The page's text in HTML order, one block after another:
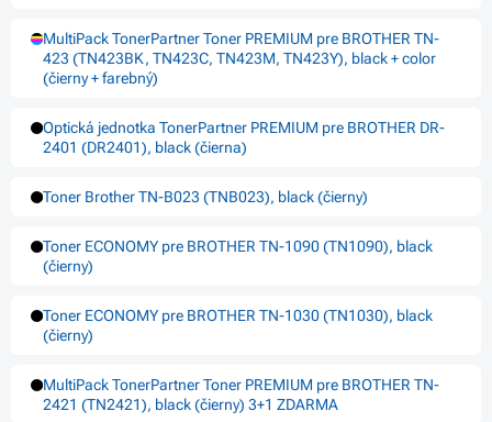
MultiPack TonerPartner Toner PREMIUM pre BROTHER TN-
423 (TN423BK, TN423C, TN423M, TN423Y), black + color
(čierny + farebný)
Optická jednotka TonerPartner PREMIUM pre BROTHER DR-
2401 (DR2401), black (čierna)
Toner Brother TN-B023 (TNB023), black (čierny)
Toner ECONOMY pre BROTHER TN-1090 (TN1090), black
(čierny)
Toner ECONOMY pre BROTHER TN-1030 (TN1030), black
(čierny)
MultiPack TonerPartner Toner PREMIUM pre BROTHER TN-
2421 (TN2421), black (čierny) 3+1 ZDARMA